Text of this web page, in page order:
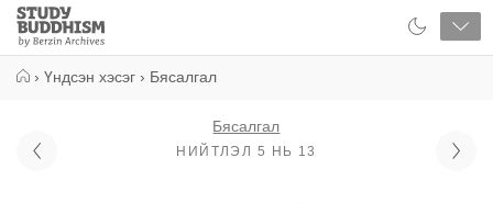
Close
Study
Buddhism
› Үндсэн хэсэг › Бясалгал
Бясалгал
НИЙТЛЭЛ 5 НЬ 13